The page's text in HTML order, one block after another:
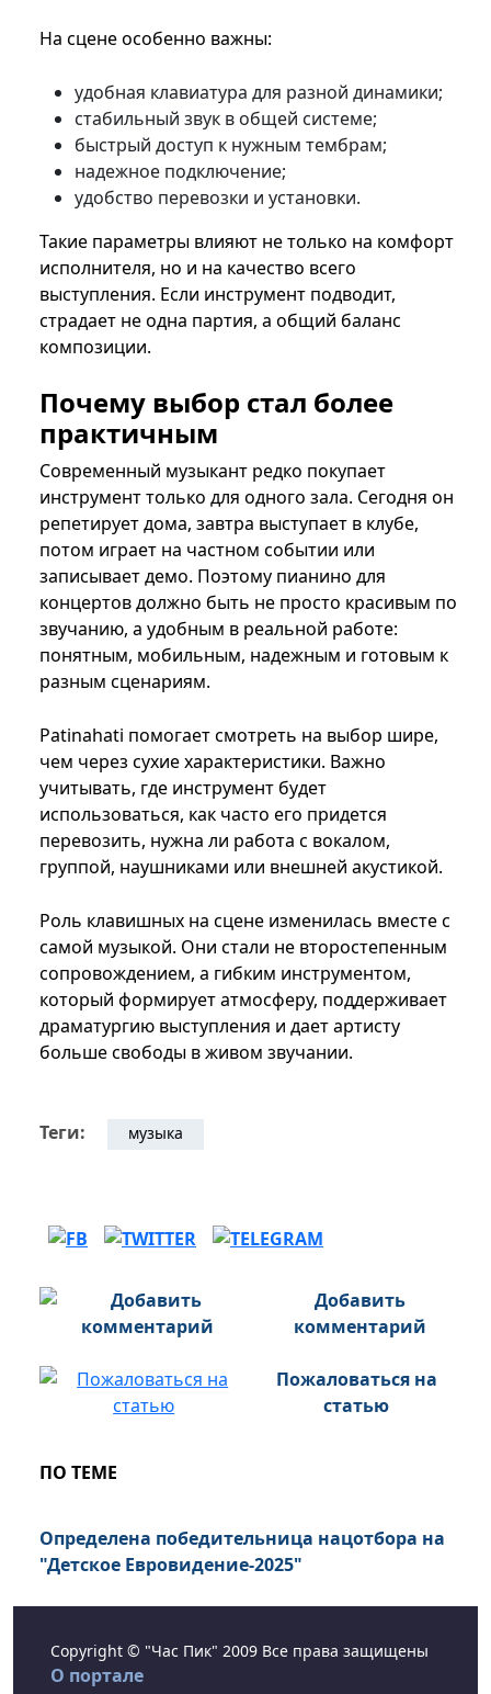
На сцене особенно важны:
удобная клавиатура для разной динамики;
стабильный звук в общей системе;
быстрый доступ к нужным тембрам;
надежное подключение;
удобство перевозки и установки.
Такие параметры влияют не только на комфорт
исполнителя, но и на качество всего
выступления. Если инструмент подводит,
страдает не одна партия, а общий баланс
композиции.
Почему выбор стал более
практичным
Современный музыкант редко покупает
инструмент только для одного зала. Сегодня он
репетирует дома, завтра выступает в клубе,
потом играет на частном событии или
записывает демо. Поэтому пианино для
концертов должно быть не просто красивым по
звучанию, а удобным в реальной работе:
понятным, мобильным, надежным и готовым к
разным сценариям.
Patinahati помогает смотреть на выбор шире,
чем через сухие характеристики. Важно
учитывать, где инструмент будет
использоваться, как часто его придется
перевозить, нужна ли работа с вокалом,
группой, наушниками или внешней акустикой.
Роль клавишных на сцене изменилась вместе с
самой музыкой. Они стали не второстепенным
сопровождением, а гибким инструментом,
который формирует атмосферу, поддерживает
драматургию выступления и дает артисту
больше свободы в живом звучании.
Теги: музыка
Добавить
комментарий
Пожаловаться на
статью
ПО ТЕМЕ
Определена победительница нацотбора на
"Детское Евровидение-2025"
Copyright © "Час Пик" 2009 Все права защищены
О портале